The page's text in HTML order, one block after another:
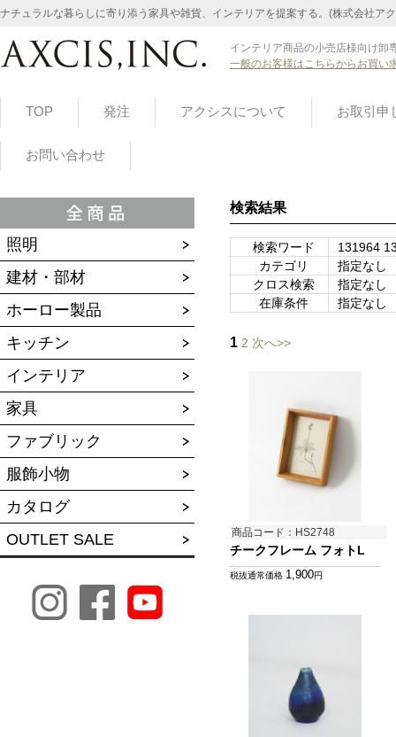
ナチュラルな暮らしに寄り添う家具や雑貨、インテリアを提案する。(株式会社ア
インテリア商品の小売店様向け卸
一般のお客様はこちらからお買い
TOP 発注 アクシスについて お取引申
お問い合わせ
照明
建材・部材
ホーロー製品
キッチン
インテリア
家具
ファブリック
服飾小物
カタログ
OUTLET SALE
検索結果
検索ワード
131964
カテゴリ
指定なし
クロス検索
指定なし
在庫条件
指定なし
1 2 次へ>>
商品コード：HS2748
チークフレーム フォトL
税抜通常価格 1,900円